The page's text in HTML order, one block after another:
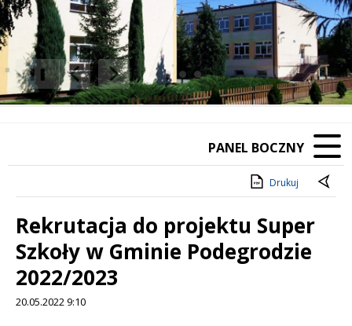
Poprzedni Element
Następny Element
❚❚
PANEL BOCZNY
Drukuj
Rekrutacja do projektu Super
Szkoły w Gminie Podegrodzie
2022/2023
20.05.2022 9:10